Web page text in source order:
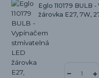
Eglo 110179
žárovka E27, 7W,